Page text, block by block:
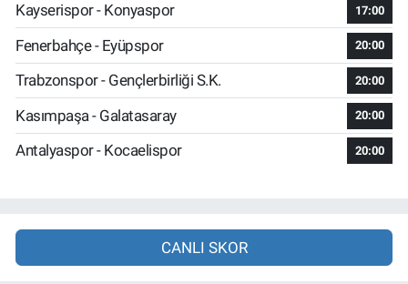
Kayserispor - Konyaspor
17:00
Fenerbahçe - Eyüpspor 20:00
Trabzonspor - Gençlerbirliği S.K. 20:00
Kasımpaşa - Galatasaray 20:00
Antalyaspor - Kocaelispor 20:00
CANLI SKOR